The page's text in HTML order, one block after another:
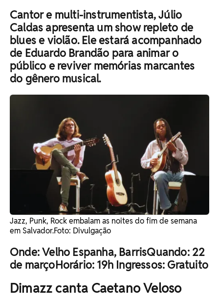
Cantor e multi-instrumentista, Júlio
Caldas apresenta um show repleto de
blues e violão. Ele estará acompanhado
de Eduardo Brandão para animar o
público e reviver memórias marcantes
do gênero musical.
Jazz, Punk, Rock embalam as noites do fim de semana
em Salvador. ​Foto: Divulgação
Onde: Velho Espanha, BarrisQuando: 22
de marçoHorário: 19h Ingressos: Gratuito
Dimazz canta Caetano Veloso